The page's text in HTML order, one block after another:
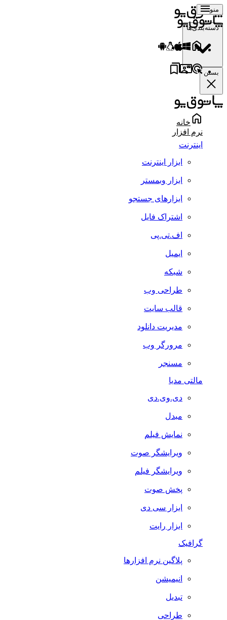
منو
دسته‌بندی‌ها
بستن
خانه
نرم افزار
اینترنت
ابزار اینترنت
ابزار وبمستر
ابزارهای جستجو
اشتراک فایل
اف.تی.پی
ایمیل
شبکه
طراحی وب
قالب سایت
مدیریت دانلود
مرورگر وب
مسنجر
مالتی مدیا
دی.وی.دی
مبدل
نمایش فیلم
ویرایشگر صوت
ویرایشگر فیلم
پخش صوت
ابزار سی دی
ابزار رایت
گرافیک
پلاگین نرم افزارها
انیمیشن
تبدیل
طراحی